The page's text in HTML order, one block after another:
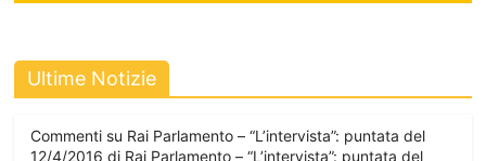
Ultime Notizie
Commenti su Rai Parlamento – “L’intervista”: puntata del
12/4/2016 di Rai Parlamento – “L’intervista”: puntata del